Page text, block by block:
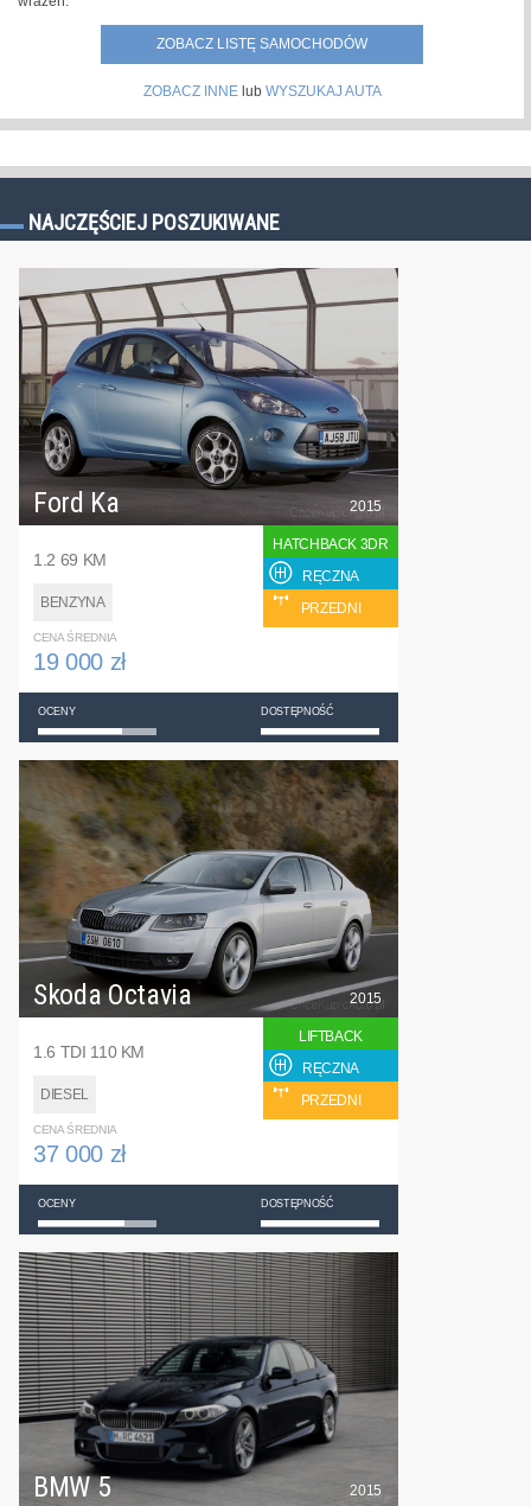
ZOBACZ LISTĘ SAMOCHODÓW
ZOBACZ INNElub WYSZUKAJ AUTA
NAJCZĘŚCIEJ POSZUKIWANE
Ford Ka
1.2 69 KM
BENZYNA
2015
HATCHBACK 3DR
RĘCZNA
PRZEDNI
CENA ŚREDNIA
19 000 zł
OCENY DOSTĘPNOŚĆ
Skoda Octavia
1.6 TDI 110 KM
DIESEL
2015
LIFTBACK
RĘCZNA
PRZEDNI
CENA ŚREDNIA
37 000 zł
OCENY DOSTĘPNOŚĆ
BMW 5 2015